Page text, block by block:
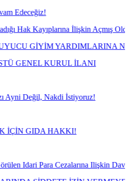
İlişkin Açmış Olduğumuz Davayı
NE OLDU?
İLANI
İstiyoruz!
Ilişkin Davaların